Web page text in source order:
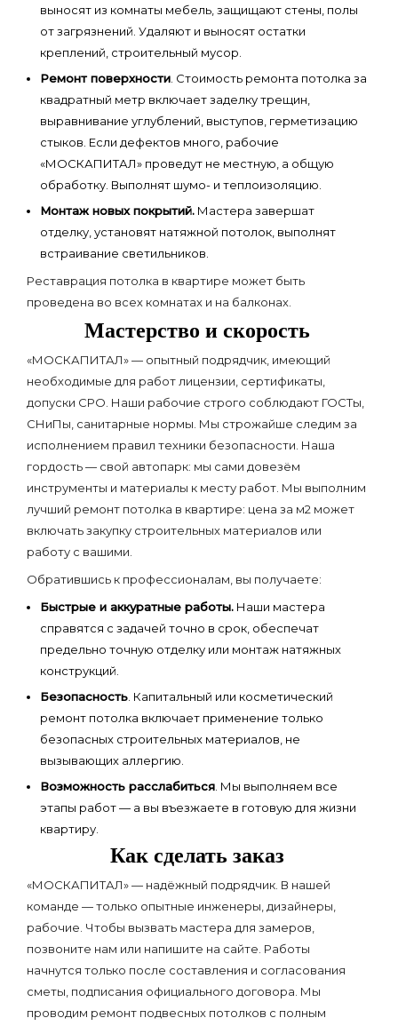
выносят из комнаты мебель, защищают стены, полы
от загрязнений. Удаляют и выносят остатки
креплений, строительный мусор.
Ремонт поверхности . Стоимость ремонта потолка за
квадратный метр включает заделку трещин,
выравнивание углублений, выступов, герметизацию
стыков. Если дефектов много, рабочие
«МОСКАПИТАЛ» проведут не местную, а общую
обработку. Выполнят шумо- и теплоизоляцию.
Монтаж новых покрытий. Мастера завершат
отделку, установят натяжной потолок, выполнят
встраивание светильников.
Реставрация потолка в квартире может быть
проведена во всех комнатах и на балконах.
Мастерство и скорость
«МОСКАПИТАЛ» — опытный подрядчик, имеющий
необходимые для работ лицензии, сертификаты,
допуски СРО. Наши рабочие строго соблюдают ГОСТы,
СНиПы, санитарные нормы. Мы строжайше следим за
исполнением правил техники безопасности. Наша
гордость — свой автопарк: мы сами довезём
инструменты и материалы к месту работ. Мы выполним
лучший ремонт потолка в квартире: цена за м2 может
включать закупку строительных материалов или
работу с вашими.
Обратившись к профессионалам, вы получаете:
Быстрые и аккуратные работы. Наши мастера
справятся с задачей точно в срок, обеспечат
предельно точную отделку или монтаж натяжных
конструкций.
Безопасность . Капитальный или косметический
ремонт потолка включает применение только
безопасных строительных материалов, не
вызывающих аллергию.
Возможность расслабиться . Мы выполняем все
этапы работ — а вы въезжаете в готовую для жизни
квартиру.
Как сделать заказ
«МОСКАПИТАЛ» — надёжный подрядчик. В нашей
команде — только опытные инженеры, дизайнеры,
рабочие. Чтобы вызвать мастера для замеров,
позвоните нам или напишите на сайте. Работы
начнутся только после составления и согласования
сметы, подписания официального договора. Мы
проводим ремонт подвесных потолков с полным